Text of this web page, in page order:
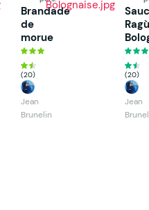
Brandade
de
morue
(20)
Jean
Brunelin
Ragù
(20)
Jean